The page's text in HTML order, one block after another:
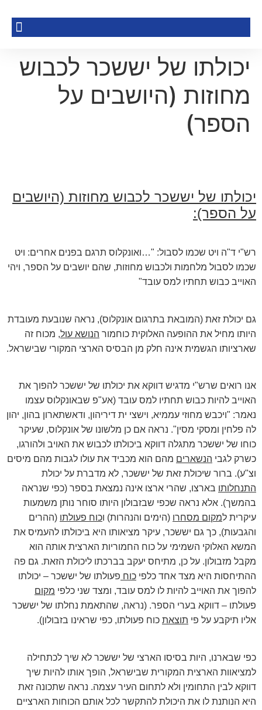
יכולתו של יששכר לכבוש
מחוזות (היושבים על
הספר)
יכולתו של יששכר לכבוש מחוזות (היושבים
על הספר):
רש"י ד"ה ויט שכמו לסבול: "…ואונקלוס תרגם בפנים אחרים: ויט
שכמו לסבול מלחמות ולכבוש מחוזות, שהם יושבים על הספר, ויהי
האוייב כבוש תחתיו למס עובד"
גם יכולת זאת (המובאת בתרגום אונקלוס), נראה שנובעת מעובדת
היותו מחיל את ההופעה האלוקית כוחמור הנושא עול, מכוח זה
שארציותו הגשמית אינה חלק מן הבסיס הארצי המקורי שבישראל.
אנו רואים שרש"י מדגיש דווקא את יכולתו של יששכר להפוך את
האוייב להיות כבוש תחתיו למס עובד (אע"פ שבאונקלוס עצמו
נאמר: "ויכבש מחוזי עממיא, וישצי ית דיריהון, ודאשתארון בהון, יהון
לה פלחין ומסקי מסין". נראה אם כן מלשונו של אונקלוס, שעיקר
כוחו של יששכר מתגלה דווקא ביכולתו לכבוש את האויב ולהורגו,
כשרק לגבי הנשארים מהם הוא מכביד את עולו לגבות מהם מיסים
וצ"ע). ברור שיכולת זאת של יששכר, לא מדברת על יכולת
התנחלותו בארצו, שהרי ארצו אינה נמצאת בספר (כפי שנראה
בהמשך). אלא נראה שכפי שבזבולון היותו סוחר נותן משמעות
עיקרית למקום מסחרו (הימים והנהרות) וכוח פעולתו (ההרים
והגבעות), כך גם יששכר, עיקר מציאותו היא ביכולתו להעמיס את
המשא האלוקי השמימי על כוח החמוריות הארצית אותה הוא
מקבל מזבולון. על כן, מתיחס יעקב בברכתו ליכולת הזאת. גם פה
ההתיחסות היא מצד אחד כלפי כוח פעולתו של יששכר – יכולתו
להפוך את האוייב להיות לו למס עובד, ומצד שני כלפי מקום
פעולתו – דווקא בערי הספר. (נראה, שהתאמת נחלתו של יששכר
אליו תיקבע על פי תוצאת כוח פעולתו, כפי שראינו בזבולון).
כפי שבארנו, היות בסיסו הארצי של יששכר לא שיך לכתחילה
למציאוות הארצית המקורית שבישראל, הופך אותו להיות שיך
דווקא לבין התחומין ולא לתחום העיר עצמה. נראה שתכונה זאת
היא הנותנת לו את היכולת להתקשר לכל אותם הכוחות הארציים